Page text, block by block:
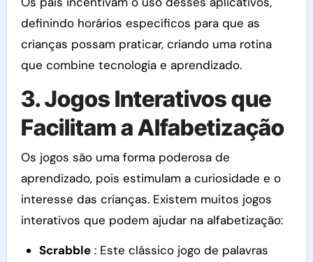
definindo horários específicos para que as
crianças possam praticar, criando uma rotina
que combine tecnologia e aprendizado.
3. Jogos Interativos que
Facilitam a Alfabetização
Os jogos são uma forma poderosa de
aprendizado, pois estimulam a curiosidade e o
interesse das crianças. Existem muitos jogos
interativos que podem ajudar na alfabetização:
Scrabble: Este clássico jogo de palavras